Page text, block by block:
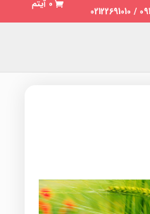
0 آیتم